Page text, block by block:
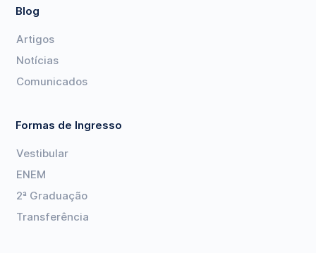
Blog
Artigos
Notícias
Comunicados
Formas de Ingresso
Vestibular
ENEM
2ª Graduação
Transferência